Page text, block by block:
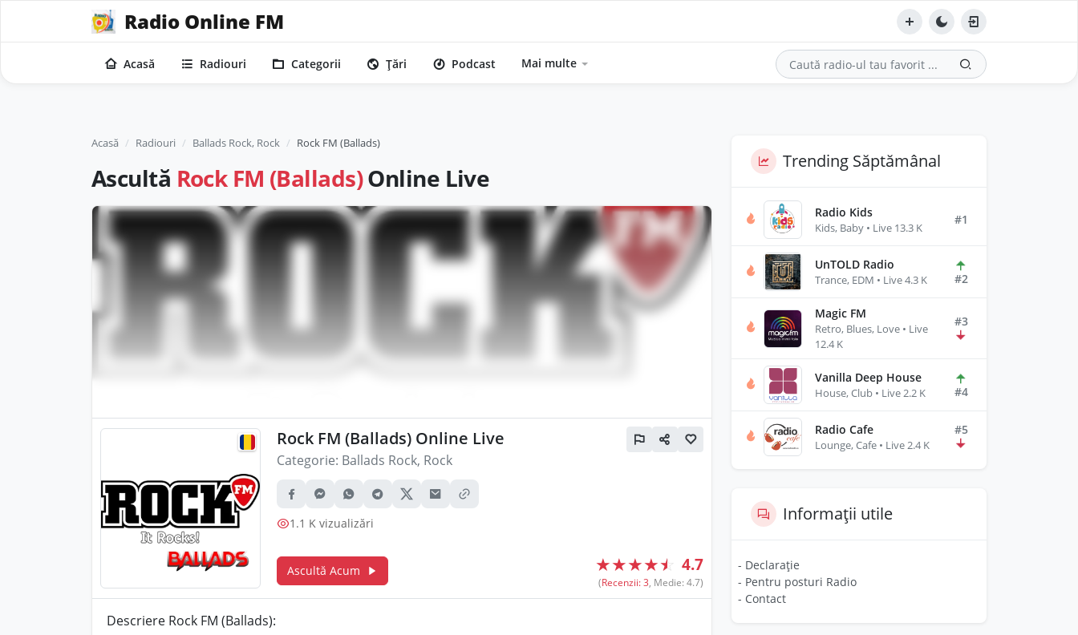
Radio Online FM
Acasă Radiouri Categorii Țări Podcast Mai multe
Acasă Radiouri Ballads Rock, Rock Rock FM (Ballads)
Ascultă Rock FM (Ballads)Online Live
Rock FM (Ballads) Online Live
Categorie: Ballads Rock, Rock
1.1 K vizualizări
Ascultă Acum ★★★★☆ 4.7
(Recenzii: 3, Medie: 4.7)
Descriere Rock FM (Ballads):
Trending Săptămânal
Radio Kids
Kids, Baby • Live 13.3 K
#1
UnTOLD Radio
Trance, EDM • Live 4.3 K #2
Magic FM
Retro, Blues, Love • Live
12.4 K
#3
Vanilla Deep House
House, Club • Live 2.2 K #4
Radio Cafe
Lounge, Cafe • Live 2.4 K
#5
Informații utile
- Declarație
- Pentru posturi Radio
- Contact